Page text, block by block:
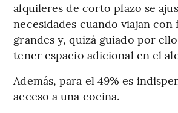
alquileres de corto plazo se
necesidades cuando viajan
grandes y, quizá guiado por
tener espacio adicional en el
Además, para el 49% es
acceso a una cocina.